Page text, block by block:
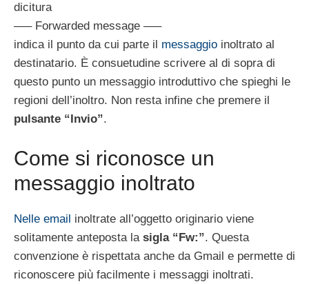
dicitura
—– Forwarded message —–
indica il punto da cui parte il messaggio inoltrato al
destinatario. È consuetudine scrivere al di sopra di
questo punto un messaggio introduttivo che spieghi le
regioni dell’inoltro. Non resta infine che premere il
pulsante “Invio”.
Come si riconosce un
messaggio inoltrato
Nelle email inoltrate all’oggetto originario viene
solitamente anteposta la sigla “Fw:”. Questa
convenzione è rispettata anche da Gmail e permette di
riconoscere più facilmente i messaggi inoltrati.